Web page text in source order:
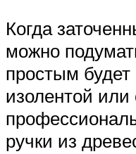
Когда
можно
простым будет
изолентой
ручки из